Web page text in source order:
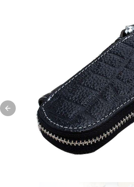
Previous slide